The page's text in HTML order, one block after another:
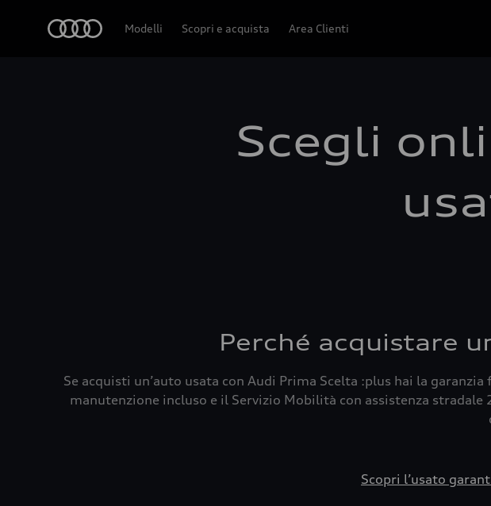
Modelli Scopri e acquista Area Clienti
Scegli
Perché acquistare
Se acquisti un’auto usata con Audi Prima Scelta :plus hai la
manutenzione incluso e il Servizio Mobilità con assistenza
Scopri l’usato